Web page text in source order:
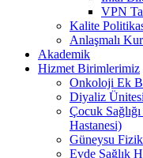
VPN
Kalite
Anlaşmalı
Akademik
Hizmet Birimlerimiz
Onkoloji Ek
Diyaliz
Çocuk
Hastanesi)
Güneysu
Evde Sağlık